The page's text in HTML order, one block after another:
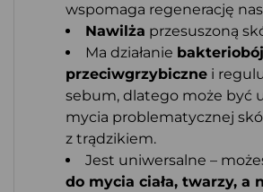
wspomaga regenerację
Nawilża przesuszoną
Ma działanie
przeciwgrzybiczne i
sebum, dlatego może być
mycia problematycznej
z trądzikiem.
Jest uniwersalne –
do mycia ciała, twarzy, a